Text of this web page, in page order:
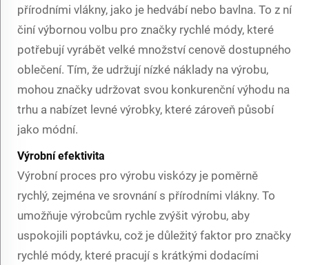
přírodními vlákny, jako je hedvábí nebo bavlna. To z ní
činí výbornou volbu pro značky rychlé módy, které
potřebují vyrábět velké množství cenově dostupného
oblečení. Tím, že udržují nízké náklady na výrobu,
mohou značky udržovat svou konkurenční výhodu na
trhu a nabízet levné výrobky, které zároveň působí
jako módní.
Výrobní efektivita
Výrobní proces pro výrobu viskózy je poměrně
rychlý, zejména ve srovnání s přírodními vlákny. To
umožňuje výrobcům rychle zvýšit výrobu, aby
uspokojili poptávku, což je důležitý faktor pro značky
rychlé módy, které pracují s krátkými dodacími